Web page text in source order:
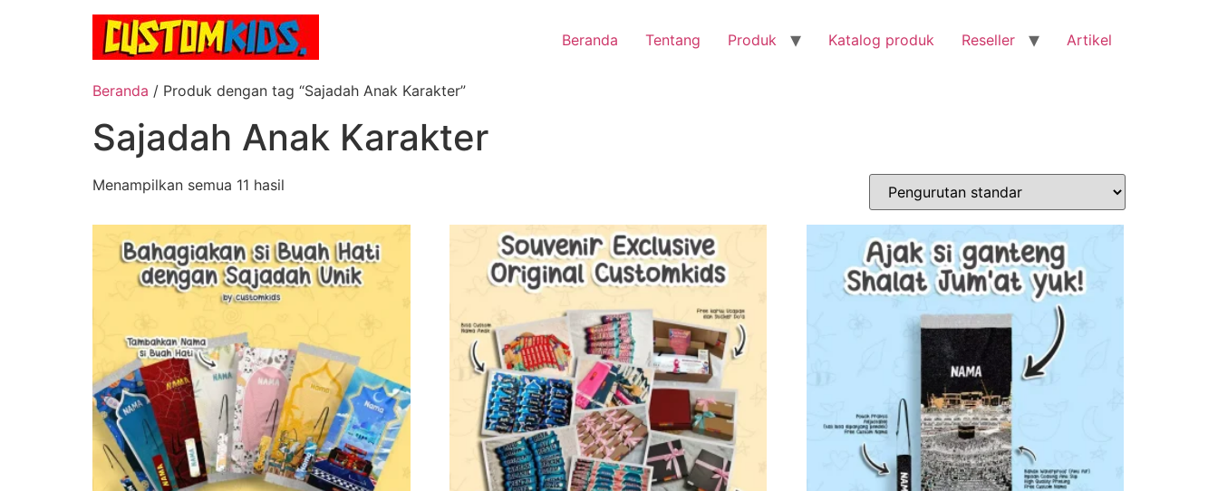
Beranda Tentang Produk Katalog produk Reseller Artikel
Beranda / Produk dengan tag “Sajadah Anak Karakter”
Sajadah Anak Karakter
Menampilkan semua 11 hasil